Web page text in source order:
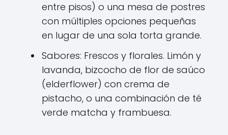
entre pisos) o una mesa de postres
con múltiples opciones pequeñas
en lugar de una sola torta grande.
Sabores: Frescos y florales. Limón y
lavanda, bizcocho de flor de saúco
(elderflower) con crema de
pistacho, o una combinación de té
verde matcha y frambuesa.